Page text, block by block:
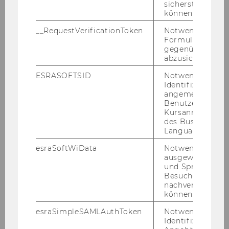
Studienjahr 2008/2009
Studienjahr 2006/2007
Studienjahr 2003/2004
Studienjahr 2001/2002
sicherstellen zu
können.
__RequestVerificationToken
Notwendig, um
gegenüber
abzusichern.
ESRASOFTSID
Notwendig zur
Identifizierung
angemeldeten
Benutzers im
des Business
Language
esraSoftWiData
Notwendig um
ausgewählte
und
Besuchers
nachverfolgen
können.
esraSimpleSAMLAuthToken
Notwendig zur
Identifizierung